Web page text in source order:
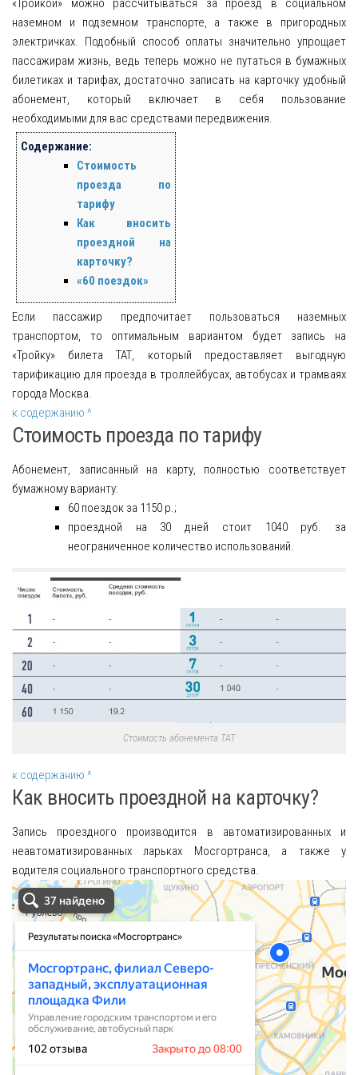
«Тройкой» можно рассчитываться за проезд в социальном
наземном и подземном транспорте, а также в пригородных
электричках. Подобный способ оплаты значительно упрощает
пассажирам жизнь, ведь теперь можно не путаться в бумажных
билетиках и тарифах, достаточно записать на карточку удобный
абонемент, который включает в себя пользование
необходимыми для вас средствами передвижения.
Содержание:
Стоимость
проезда по
тарифу
Как вносить
проездной на
карточку?
«60 поездок»
Если пассажир предпочитает пользоваться наземных
транспортом, то оптимальным вариантом будет запись на
«Тройку» билета ТАТ, который предоставляет выгодную
тарификацию для проезда в троллейбусах, автобусах и трамваях
города Москва.
к содержанию ^
Стоимость проезда по тарифу
Абонемент, записанный на карту, полностью соответствует
бумажному варианту:
60 поездок за 1150 р.;
проездной на 30 дней стоит 1040 руб. за
неограниченное количество использований.
Стоимость абонемента ТАТ
к содержанию ^
Как вносить проездной на карточку?
Запись проездного производится в автоматизированных и
неавтоматизированных ларьках Мосгортранса, а также у
водителя социального транспортного средства.